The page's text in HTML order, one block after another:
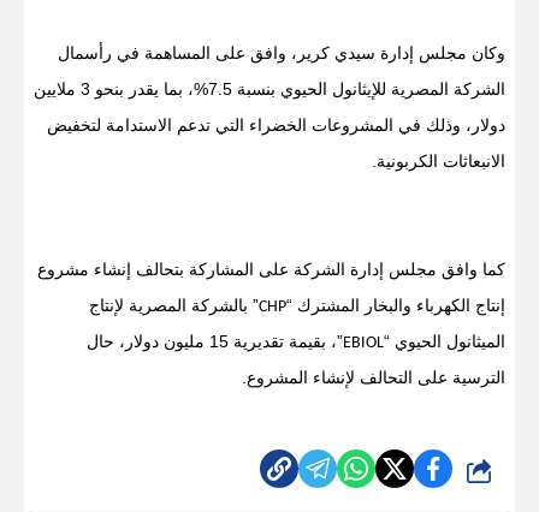
وكان مجلس إدارة سيدي كرير، وافق على المساهمة في رأسمال
الشركة المصرية للإيثانول الحيوي بنسبة 7.5%، بما يقدر بنحو 3 ملايين
دولار، وذلك في المشروعات الخضراء التي تدعم الاستدامة لتخفيض
الانبعاثات الكربونية.
كما وافق مجلس إدارة الشركة على المشاركة بتحالف إنشاء مشروع
إنتاج الكهرباء والبخار المشترك “CHP” بالشركة المصرية لإنتاج
الميثانول الحيوي “EBIOL
”، بقيمة تقديرية 15 مليون دولار، حال
الترسية على التحالف لإنشاء المشروع.
شارك